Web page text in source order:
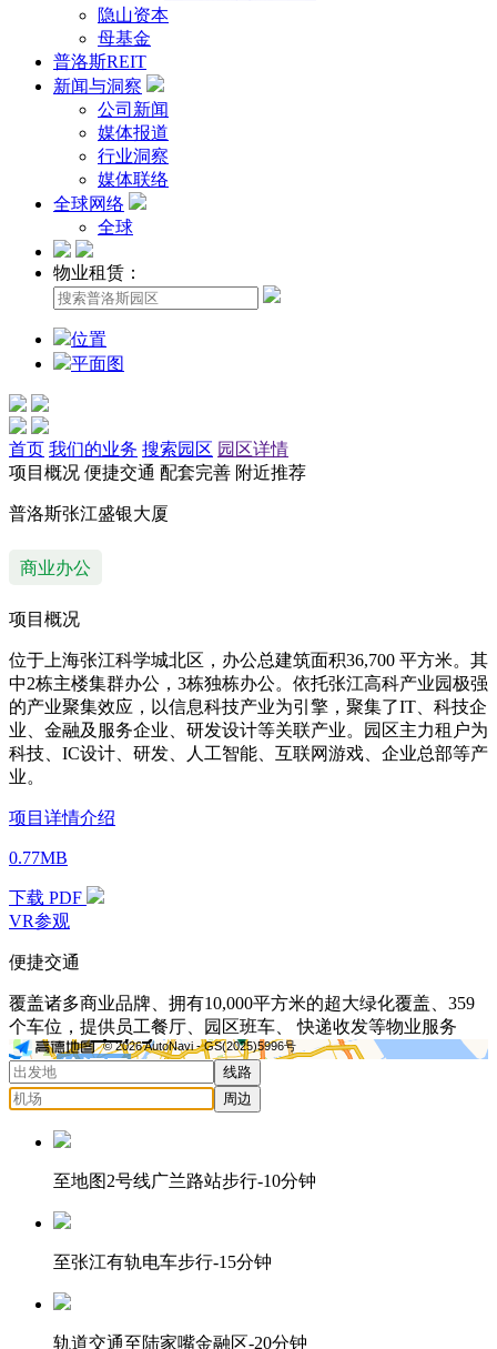
隐山资本
母基金
普洛斯REIT
新闻与洞察
公司新闻
媒体报道
行业洞察
媒体联络
全球网络
全球
物业租赁：
位置
平面图
首页 我们的业务 搜索园区 园区详情
项目概况 便捷交通 配套完善 附近推荐
普洛斯张江盛银大厦
商业办公
项目概况
位于上海张江科学城北区，办公总建筑面积36,700 平方米。其
中2栋主楼集群办公，3栋独栋办公。依托张江高科产业园极强
的产业聚集效应，以信息科技产业为引擎，聚集了IT、科技企
业、金融及服务企业、研发设计等关联产业。园区主力租户为
科技、IC设计、研发、人工智能、互联网游戏、企业总部等产
业。
项目详情介绍
0.77MB
下载 PDF
VR参观
便捷交通
覆盖诸多商业品牌、拥有10,000平方米的超大绿化覆盖、359
个车位，提供员工餐厅、园区班车、 快递收发等物业服务
© 2026 AutoNavi - GS(2025)5996号
线路
周边
至地图2号线广兰路站步行-10分钟
至张江有轨电车步行-15分钟
轨道交通至陆家嘴金融区-20分钟